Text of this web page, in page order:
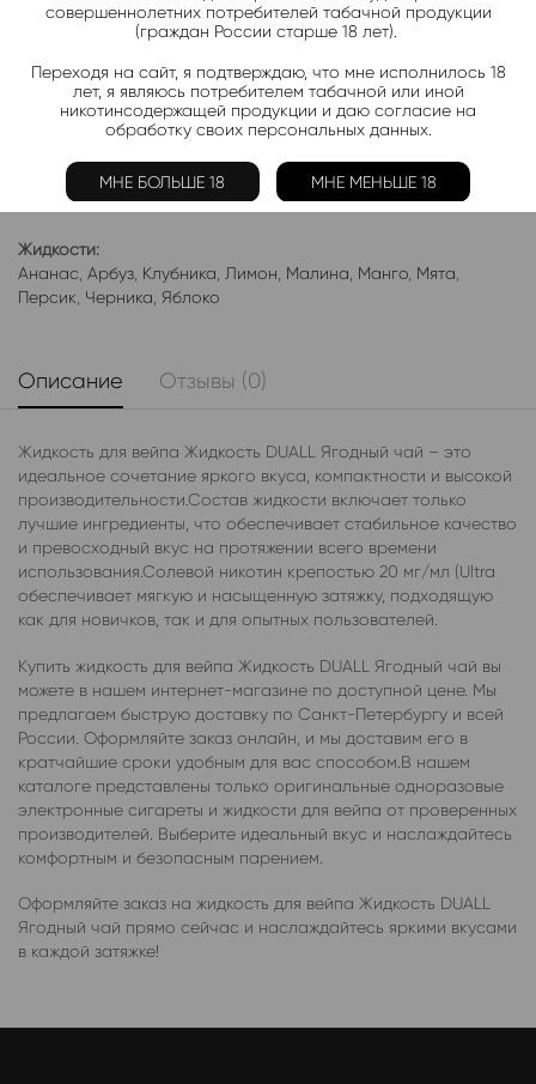
Категории:
Жидкость DUAL SALT LIGHT
Электронки:
Клубника ,Лимон, Манго , Мороженое,Мята ,Персик
Фруктовые,Яблоко,Ягодные
Жидкости:
Ананас Арбуз Клубника Лимон Малина Манго Мята
Персик Черника Яблоко
Описание Отзывы (0)
Жидкость для вейпа Жидкость DUALL Ягодный чай – это
идеальное сочетание яркого вкуса, компактности и высокой
производительности.Состав жидкости включает только
лучшие ингредиенты, что обеспечивает стабильное качество
и превосходный вкус на протяжении всего времени
использования.Солевой никотин крепостью 20 мг/мл (Ultra
обеспечивает мягкую и насыщенную затяжку, подходящую
как для новичков, так и для опытных пользователей.
Купить жидкость для вейпа Жидкость DUALL Ягодный чай вы
можете в нашем интернет-магазине по доступной цене. Мы
предлагаем быструю доставку по Санкт-Петербургу и всей
России. Оформляйте заказ онлайн, и мы доставим его в
кратчайшие сроки удобным для вас способом.В нашем
каталоге представлены только оригинальные одноразовые
электронные сигареты и жидкости для вейпа от проверенных
производителей. Выберите идеальный вкус и наслаждайтесь
комфортным и безопасным парением.
Оформляйте заказ на жидкость для вейпа Жидкость DUALL
Ягодный чай прямо сейчас и наслаждайтесь яркими вкусами
в каждой затяжке!
совершеннолетних потребителей табачной продукции
(граждан России старше 18 лет).
Переходя на сайт, я подтверждаю, что мне исполнилось 18
лет, я являюсь потребителем табачной или иной
никотинсодержащей продукции и даю согласие на
обработку своих персональных данных.
МНЕ БОЛЬШЕ 18 МНЕ МЕНЬШЕ 18